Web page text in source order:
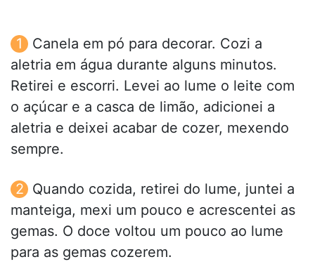
Canela em pó para decorar. Cozi a
aletria em água durante alguns minutos.
Retirei e escorri. Levei ao lume o leite com
o açúcar e a casca de limão, adicionei a
aletria e deixei acabar de cozer, mexendo
sempre.
Quando cozida, retirei do lume, juntei a
manteiga, mexi um pouco e acrescentei as
gemas. O doce voltou um pouco ao lume
para as gemas cozerem.